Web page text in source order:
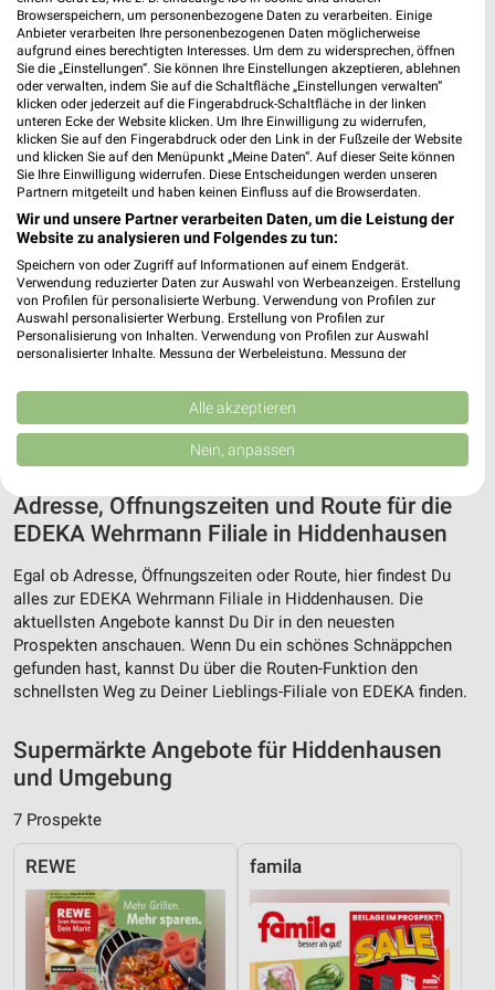
Heute 07:00 - 21:00 Uhr | Geöffnet
3,30 km
Adresse, Öffnungszeiten und Route für die
EDEKA Wehrmann Filiale in Hiddenhausen
Egal ob Adresse, Öffnungszeiten oder Route, hier findest Du
alles zur EDEKA Wehrmann Filiale in Hiddenhausen. Die
aktuellsten Angebote kannst Du Dir in den neuesten
Prospekten anschauen. Wenn Du ein schönes Schnäppchen
gefunden hast, kannst Du über die Routen-Funktion den
schnellsten Weg zu Deiner Lieblings-Filiale von EDEKA finden.
Supermärkte Angebote für Hiddenhausen
und Umgebung
7 Prospekte
REWE famila
Browserspeichern, um personenbezogene Daten zu verarbeiten. Einige
Anbieter verarbeiten Ihre personenbezogenen Daten möglicherweise
aufgrund eines berechtigten Interesses. Um dem zu widersprechen, öffnen
Sie die „Einstellungen“. Sie können Ihre Einstellungen akzeptieren, ablehnen
oder verwalten, indem Sie auf die Schaltfläche „Einstellungen verwalten“
klicken oder jederzeit auf die Fingerabdruck-Schaltfläche in der linken
unteren Ecke der Website klicken. Um Ihre Einwilligung zu widerrufen,
klicken Sie auf den Fingerabdruck oder den Link in der Fußzeile der Website
und klicken Sie auf den Menüpunkt „Meine Daten“. Auf dieser Seite können
Sie Ihre Einwilligung widerrufen. Diese Entscheidungen werden unseren
Partnern mitgeteilt und haben keinen Einfluss auf die Browserdaten.
Wir und unsere Partner verarbeiten Daten, um die Leistung der
Website zu analysieren und Folgendes zu tun:
Speichern von oder Zugriff auf Informationen auf einem Endgerät.
Verwendung reduzierter Daten zur Auswahl von Werbeanzeigen. Erstellung
von Profilen für personalisierte Werbung. Verwendung von Profilen zur
Auswahl personalisierter Werbung. Erstellung von Profilen zur
Personalisierung von Inhalten. Verwendung von Profilen zur Auswahl
personalisierter Inhalte. Messung der Werbeleistung. Messung der
Kombinationen von Daten aus verschiedenen Quellen. Entwicklung und
Verbesserung der Angebote. Verwendung reduzierter Daten zur Auswahl
von Inhalten.
Daten können außerhalb der Europäischen Union weitergegeben und in die
Website/App.
Partnerliste anzeigen (1 IAB-Anbieter)
IAB-Verarbeitungszwecke:
Speichern von oder Zugriff auf Informationen
auf einem Endgerät
Verwendung reduzierter Daten zur Auswahl von
Werbeanzeigen
Erstellung von Profilen für personalisierte
Werbung
Verwendung von Profilen zur Auswahl
personalisierter Werbung
Erstellung von Profilen zur Personalisierung
von Inhalten
Verwendung von Profilen zur Auswahl
personalisierter Inhalte
Alle akzeptieren
Nein, anpassen